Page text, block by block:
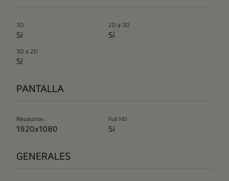
3D
Sí
2D a 3D
Sí
3D a 2D
Sí
PANTALLA
Resolution
1920x1080
Full HD
Sí
GENERALES